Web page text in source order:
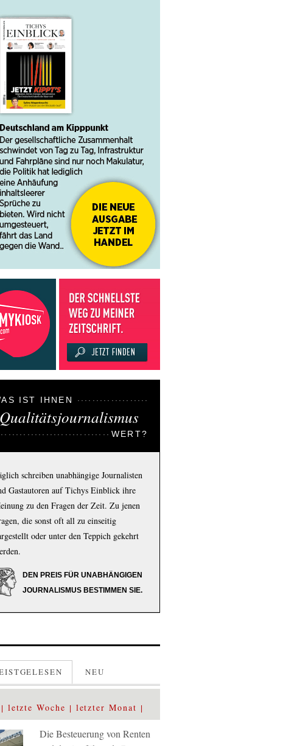
IST IHNEN
Qualitätsjournalismus
WERT?
schreiben unabhängige Journalisten
Gastautoren auf Tichys Einblick ihre
zu den Fragen der Zeit. Zu jenen
die sonst oft all zu einseitig
oder unter den Teppich gekehrt
DEN PREIS FÜR UNABHÄNGIGEN
JOURNALISMUS BESTIMMEN SIE.
NEU
letzte Woche letzter Monat
Die Besteuerung von Renten